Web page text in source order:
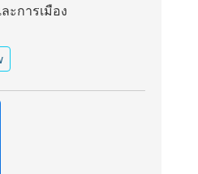
ะการเมือง